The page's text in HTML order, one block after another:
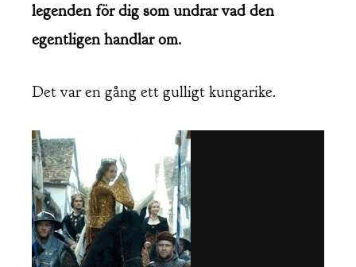
legenden för dig som undrar vad den
egentligen handlar om.
Det var en gång ett gulligt kungarike.